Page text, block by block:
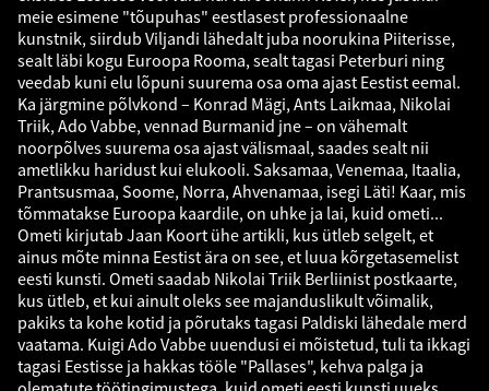
meie esimene "tõupuhas" eestlasest professionaalne
kunstnik, siirdub Viljandi lähedalt juba noorukina Piiterisse,
sealt läbi kogu Euroopa Rooma, sealt tagasi Peterburi ning
veedab kuni elu lõpuni suurema osa oma ajast Eestist eemal.
Ka järgmine põlvkond – Konrad Mägi, Ants Laikmaa, Nikolai
Triik, Ado Vabbe, vennad Burmanid jne – on vähemalt
noorpõlves suurema osa ajast välismaal, saades sealt nii
ametlikku haridust kui elukooli. Saksamaa, Venemaa, Itaalia,
Prantsusmaa, Soome, Norra, Ahvenamaa, isegi Läti! Kaar, mis
tõmmatakse Euroopa kaardile, on uhke ja lai, kuid ometi...
Ometi kirjutab Jaan Koort ühe artikli, kus ütleb selgelt, et
ainus mõte minna Eestist ära on see, et luua kõrgetasemelist
eesti kunsti. Ometi saadab Nikolai Triik Berliinist postkaarte,
kus ütleb, et kui ainult oleks see majanduslikult võimalik,
pakiks ta kohe kotid ja põrutaks tagasi Paldiski lähedale merd
vaatama. Kuigi Ado Vabbe uuendusi ei mõistetud, tuli ta ikkagi
tagasi Eestisse ja hakkas tööle "Pallases", kehva palga ja